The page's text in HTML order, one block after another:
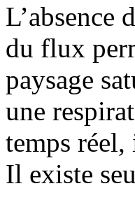
L’absence
du flux
paysage
une
temps réel,
Il existe